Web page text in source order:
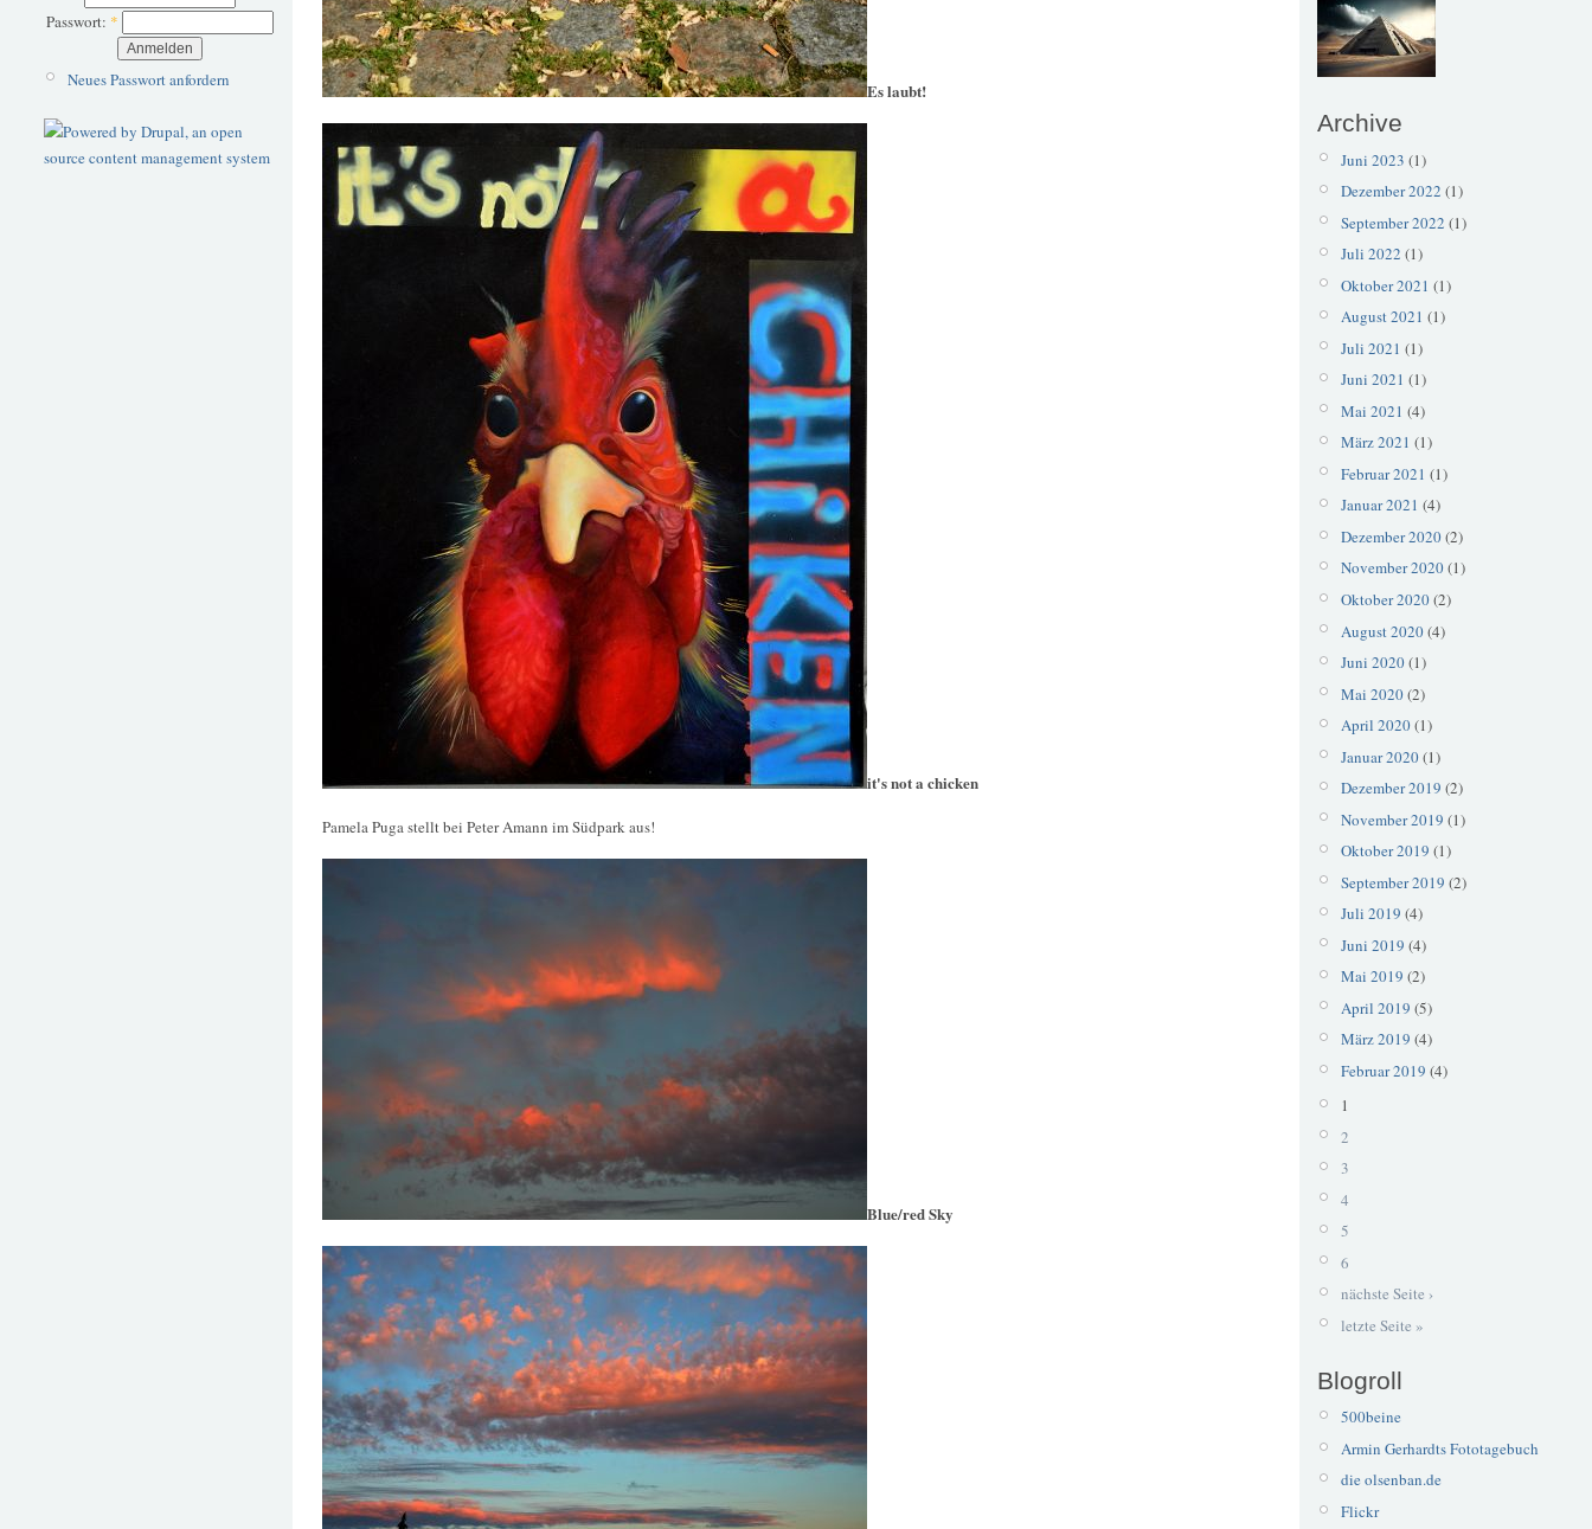
Passwort: *
Neues Passwort anfordern
Es laubt!
it's not a chicken
Pamela Puga stellt bei Peter Amann im Südpark aus!
Blue/red Sky
Archive
Juni 2023 (1)
Dezember 2022 (1)
September 2022 (1)
Juli 2022 (1)
Oktober 2021 (1)
August 2021 (1)
Juli 2021 (1)
Juni 2021 (1)
Mai 2021 (4)
März 2021 (1)
Februar 2021 (1)
Januar 2021 (4)
Dezember 2020(2)
November 2020(1)
Oktober 2020(2)
August 2020(4)
Juni 2020(1)
Mai 2020(2)
April 2020(1)
Januar 2020(1)
Dezember 2019 (2)
November 2019 (1)
Oktober 2019 (1)
September 2019 (2)
Juli 2019 (4)
Juni 2019 (4)
Mai 2019 (2)
April 2019 (5)
März 2019 (4)
Februar 2019 (4)
1
2
3
4
5
6
nächste Seite ›
letzte Seite »
Blogroll
500beine
Armin Gerhardts Fototagebuch
die olsenban.de
Flickr